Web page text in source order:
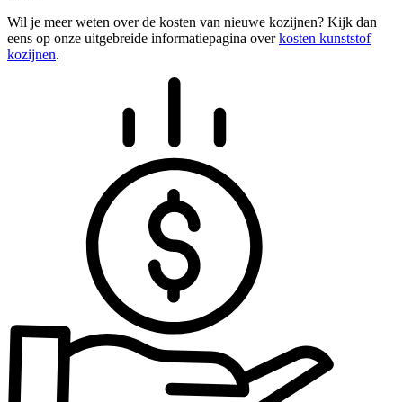
Wil je meer weten over de kosten van nieuwe kozijnen? Kijk dan
eens op onze uitgebreide informatiepagina overkosten kunststof
kozijnen.